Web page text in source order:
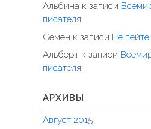
Альбина к записи
писателя
Семен к записи Не
Альберт к записи
писателя
АРХИВЫ
Август 2015